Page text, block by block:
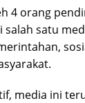
4 orang
salah satu
media ini